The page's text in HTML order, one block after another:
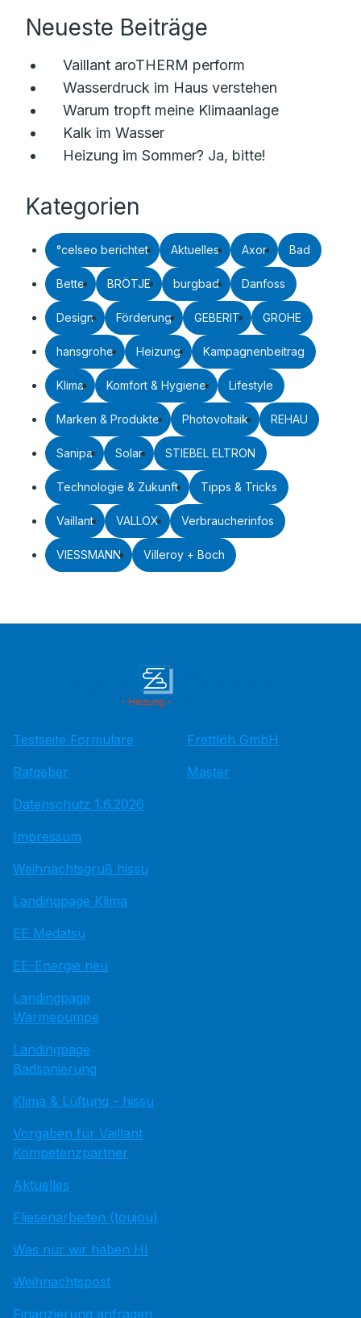
Neueste Beiträge
Vaillant aroTHERM perform
Wasserdruck im Haus verstehen
Warum tropft meine Klimaanlage
Kalk im Wasser
Heizung im Sommer? Ja, bitte!
Kategorien
°celseo berichtet Aktuelles Axor Bad
Bette BRÖTJE burgbad Danfoss
Design Förderung GEBERIT GROHE
hansgrohe Heizung Kampagnenbeitrag
Klima Komfort & Hygiene Lifestyle
Marken & Produkte Photovoltaik REHAU
Sanipa Solar STIEBEL ELTRON
Technologie & Zukunft Tipps & Tricks
Vaillant VALLOX Verbraucherinfos
VIESSMANN Villeroy + Boch
Testseite Formulare
Ratgeber
Datenschutz 1.6.2026
Impressum
Weihnachtsgruß hissu
Landingpage Klima
EE Medatsu
EE-Energie neu
Landingpage
Wärmepumpe
Landingpage
Badsanierung
Klima & Lüftung - hissu
Vorgaben für Vaillant
Kompetenzpartner
Aktuelles
Fliesenarbeiten (toujou)
Was nur wir haben HI
Weihnachtspost
Finanzierung anfragen
Frettlöh GmbH
Master